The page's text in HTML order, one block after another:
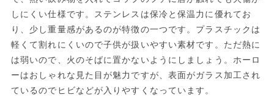
しにくい仕様です。ステンレスは保冷と保温力に優れてお
り、少し重量感があるのが特徴の一つです。プラスチックは
軽くて割れにくいので子供が扱いやすい素材です。ただ熱に
は弱いので、火のそばに置かないようにしましょう。ホーロ
ーはおしゃれな見た目が魅力ですが、表面がガラス加工され
ているのでヒビなどが入りやすくなっています。